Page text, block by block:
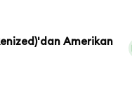
Amerikan